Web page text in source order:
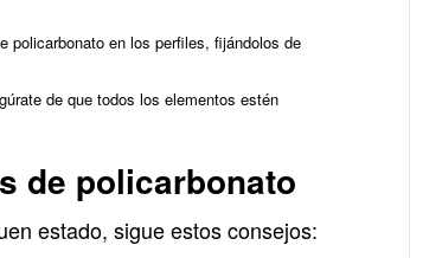
policarbonato en los perfiles, fijándolos de
de que todos los elementos estén
de policarbonato
estado, sigue estos consejos: